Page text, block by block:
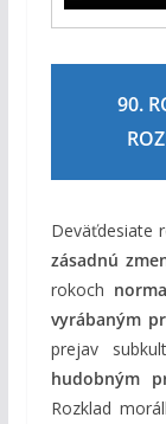
90.
Deväťdesiate
zásadnú
rokoch
vyrábaným
prejav
hudobným
Rozklad